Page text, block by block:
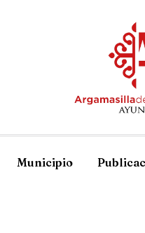
Municipio